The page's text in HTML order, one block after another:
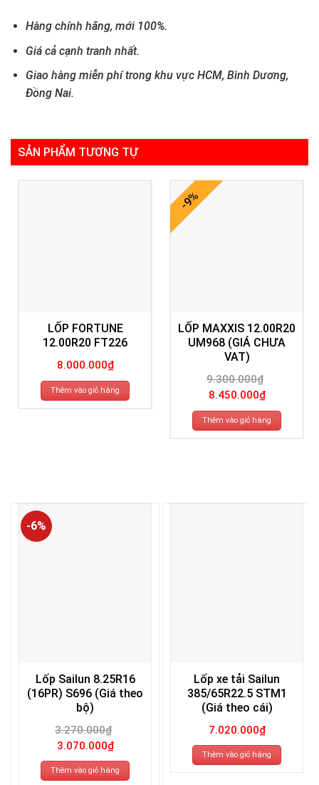
Hàng chính hãng, mới 100%.
Giá cả cạnh tranh nhất.
Giao hàng miễn phí trong khu vực HCM, Bình Dương,
Đồng Nai.
SẢN PHẨM TƯƠNG TỰ
LỐP FORTUNE
12.00R20 FT226
8.000.000₫
Thêm vào giỏ hàng
-9%
LỐP MAXXIS 12.00R20
UM968 (GIÁ CHƯA
VAT)
9.300.000₫
Giá
gốc
là:
9.300.000₫.
8.450.000₫Giá
hiện
tại
là:
8.450.000₫.
Thêm vào giỏ hàng
-6%
Lốp Sailun 8.25R16
(16PR) S696 (Giá theo
bộ)
3.270.000₫
Giá
gốc
là:
3.270.000₫.
3.070.000₫Giá
hiện
tại
là:
3.070.000₫.
Thêm vào giỏ hàng
Lốp xe tải Sailun
385/65R22.5 STM1
(Giá theo cái)
7.020.000₫
Thêm vào giỏ hàng